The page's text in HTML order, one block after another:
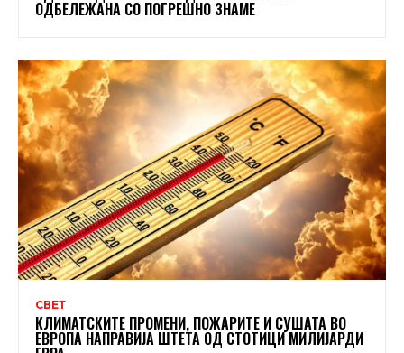
ОДБЕЛЕЖАНА СО ПОГРЕШНО ЗНАМЕ
СВЕТ
КЛИМАТСКИТЕ ПРОМЕНИ, ПОЖАРИТЕ И СУШАТА ВО
ЕВРОПА НАПРАВИЈА ШТЕТА ОД СТОТИЦИ МИЛИЈАРДИ